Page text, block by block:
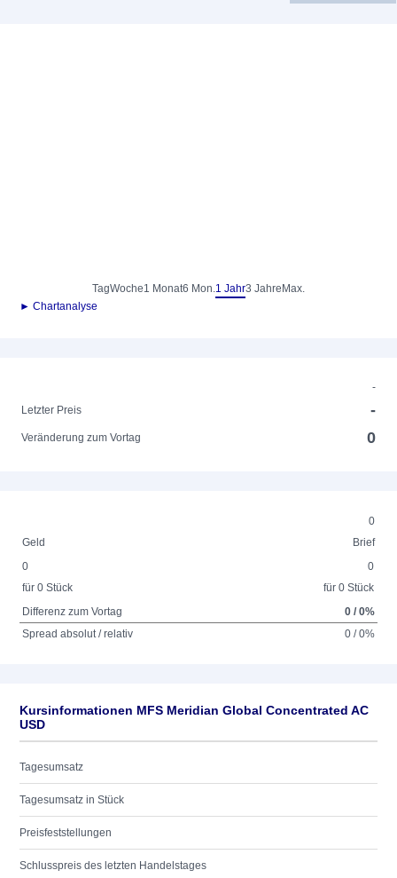
TagWoche1 Monat6 Mon.1 Jahr3 Jahre Max.
► Chartanalyse
-
Letzter Preis
-
Veränderung zum Vortag 0
0
Geld
Brief
0
für 0 Stück
0
für 0 Stück
Differenz zum Vortag
0 / 0%
Spread absolut / relativ
0 / 0%
Kursinformationen MFS Meridian Global Concentrated AC
USD
Tagesumsatz
Tagesumsatz in Stück
Preisfeststellungen
Schlusspreis des letzten Handelstages